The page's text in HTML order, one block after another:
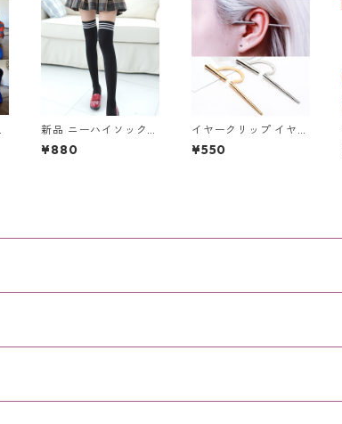
新品 ニーハイソックス
スリーラインボーダー
タイツ ニーソ ニーハ
¥880
イヤークリップ イヤー
カフ ゴールド シルバ
ー 片耳用 ノンホール
¥550